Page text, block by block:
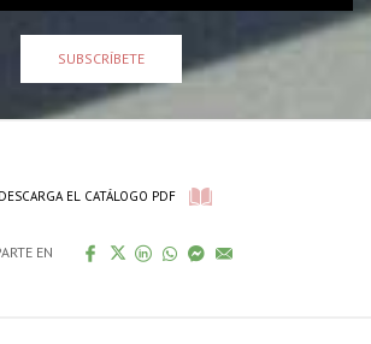
SUBSCRÍBETE
DESCARGA EL CATÁLOGO PDF
EN